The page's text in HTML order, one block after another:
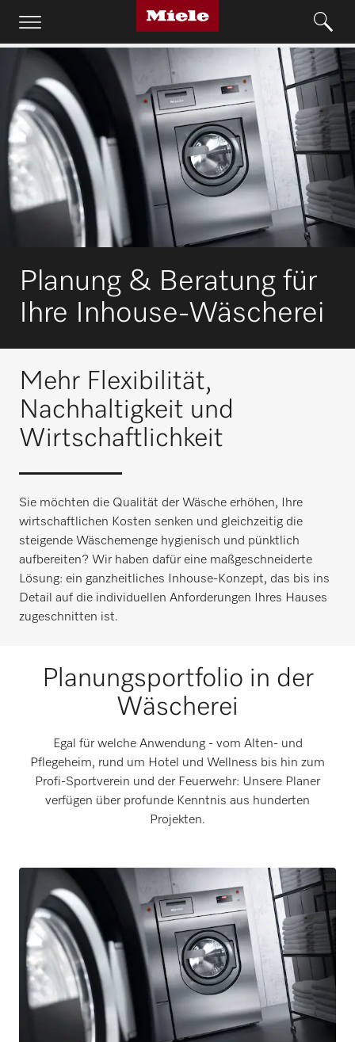
Planung & Beratung für
Ihre Inhouse-Wäscherei
Mehr Flexibilität,
Nachhaltigkeit und
Wirtschaftlichkeit
Sie möchten die Qualität der Wäsche erhöhen, Ihre
wirtschaftlichen Kosten senken und gleichzeitig die
steigende Wäschemenge hygienisch und pünktlich
aufbereiten? Wir haben dafür eine maßgeschneiderte
Lösung: ein ganzheitliches Inhouse-Konzept, das bis ins
Detail auf die individuellen Anforderungen Ihres Hauses
zugeschnitten ist.
Planungsportfolio in der
Wäscherei
Egal für welche Anwendung - vom Alten- und
Pflegeheim, rund um Hotel und Wellness bis hin zum
Profi-Sportverein und der Feuerwehr: Unsere Planer
verfügen über profunde Kenntnis aus hunderten
Projekten.